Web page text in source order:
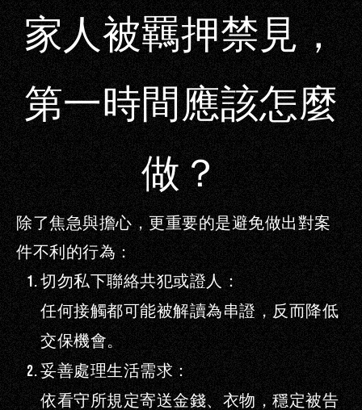
家人被羈押禁見，
第一時間應該怎麼
做？
除了焦急與擔心，更重要的是避免做出對案
件不利的行為 ：
切勿私下聯絡共犯或證人：
任何接觸都可能被解讀為串證，反而降低
交保機會。
妥善處理生活需求：
依看守所規定寄送金錢、衣物，穩定被告